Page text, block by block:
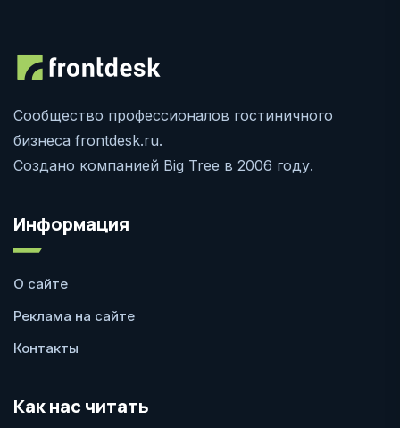
Сообщество профессионалов гостиничного
бизнеса frontdesk.ru.
Создано компанией Big Tree в 2006 году.
Информация
О сайте
Реклама на сайте
Контакты
Как нас читать